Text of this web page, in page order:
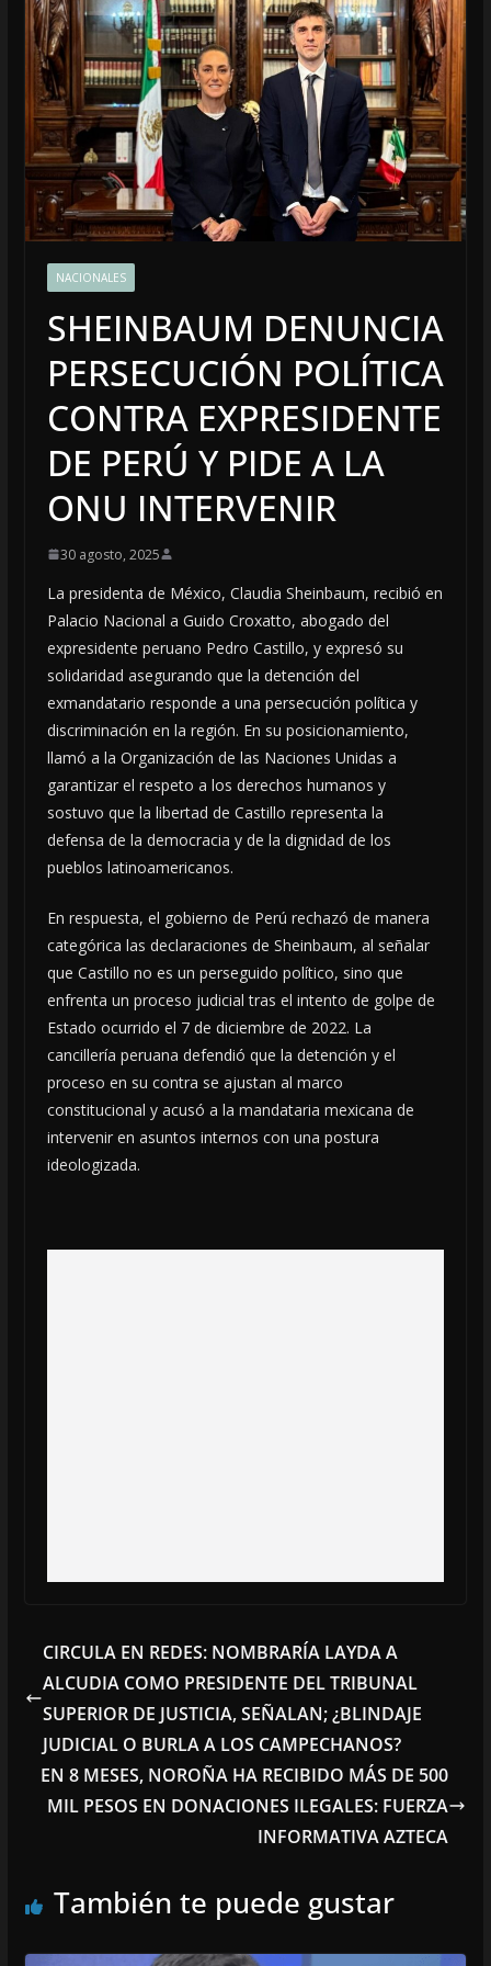
NACIONALES
SHEINBAUM DENUNCIA
PERSECUCIÓN POLÍTICA
CONTRA EXPRESIDENTE
DE PERÚ Y PIDE A LA
ONU INTERVENIR
30 agosto, 2025
La presidenta de México, Claudia Sheinbaum, recibió en
Palacio Nacional a Guido Croxatto, abogado del
expresidente peruano Pedro Castillo, y expresó su
solidaridad asegurando que la detención del
exmandatario responde a una persecución política y
discriminación en la región. En su posicionamiento,
llamó a la Organización de las Naciones Unidas a
garantizar el respeto a los derechos humanos y
sostuvo que la libertad de Castillo representa la
defensa de la democracia y de la dignidad de los
pueblos latinoamericanos.
En respuesta, el gobierno de Perú rechazó de manera
categórica las declaraciones de Sheinbaum, al señalar
que Castillo no es un perseguido político, sino que
enfrenta un proceso judicial tras el intento de golpe de
Estado ocurrido el 7 de diciembre de 2022. La
cancillería peruana defendió que la detención y el
proceso en su contra se ajustan al marco
constitucional y acusó a la mandataria mexicana de
intervenir en asuntos internos con una postura
ideologizada.
CIRCULA EN REDES: NOMBRARÍA LAYDA A
ALCUDIA COMO PRESIDENTE DEL TRIBUNAL
SUPERIOR DE JUSTICIA, SEÑALAN; ¿BLINDAJE
JUDICIAL O BURLA A LOS CAMPECHANOS?
EN 8 MESES, NOROÑA HA RECIBIDO MÁS DE 500
MIL PESOS EN DONACIONES ILEGALES: FUERZA
INFORMATIVA AZTECA
También te puede gustar